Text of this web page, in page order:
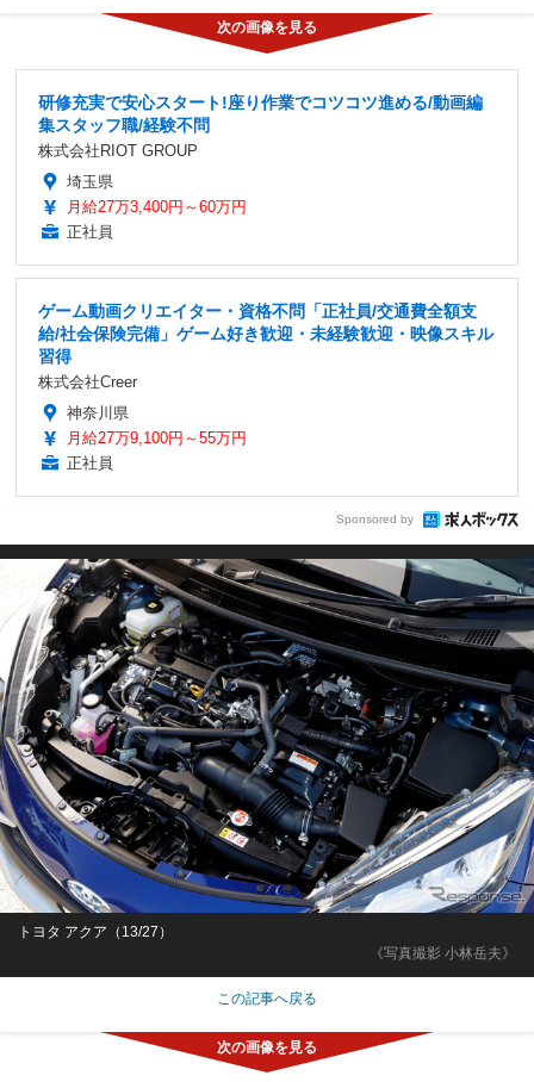
研修充実で安心スタート!座り作業でコツコツ進める/動画編
集スタッフ職/経験不問
株式会社RIOT GROUP
埼玉県
月給27万3,400円～60万円
正社員
ゲーム動画クリエイター・資格不問「正社員/交通費全額支
給/社会保険完備」ゲーム好き歓迎・未経験歓迎・映像スキル
習得
株式会社Creer
神奈川県
月給27万9,100円～55万円
正社員
Sponsored by
《写真撮影 小林岳夫》
トヨタ アクア（13/27）
この記事へ戻る